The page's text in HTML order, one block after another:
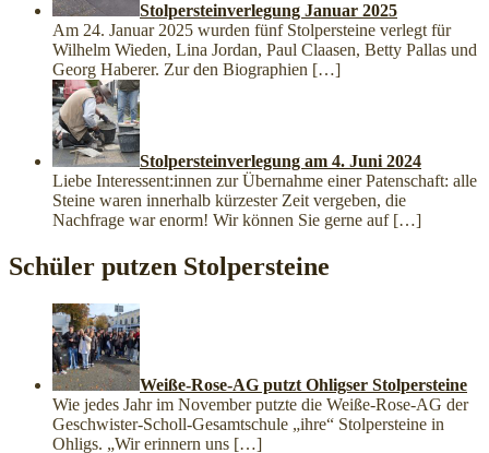
Stolpersteinverlegung Januar 2025
Am 24. Januar 2025 wurden fünf Stolpersteine verlegt für
Wilhelm Wieden, Lina Jordan, Paul Claasen, Betty Pallas und
Georg Haberer. Zur den Biographien […]
Stolpersteinverlegung am 4. Juni 2024
Liebe Interessent:innen zur Übernahme einer Patenschaft: alle
Steine waren innerhalb kürzester Zeit vergeben, die
Nachfrage war enorm! Wir können Sie gerne auf […]
Schüler putzen Stolpersteine
Weiße-Rose-AG putzt Ohligser Stolpersteine
Wie jedes Jahr im November putzte die Weiße-Rose-AG der
Geschwister-Scholl-Gesamtschule „ihre“ Stolpersteine in
Ohligs. „Wir erinnern uns […]